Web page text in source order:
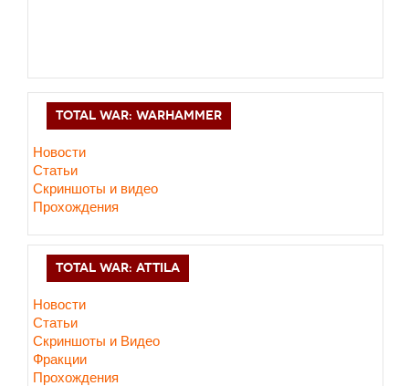
TOTAL WAR: WARHAMMER
Новости
Статьи
Скриншоты и видео
Прохождения
TOTAL WAR: ATTILA
Новости
Статьи
Скриншоты и Видео
Фракции
Прохождения